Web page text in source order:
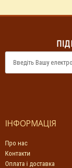
ІНФОРМАЦІЯ
Про нас
Контакти
Оплата і доставка